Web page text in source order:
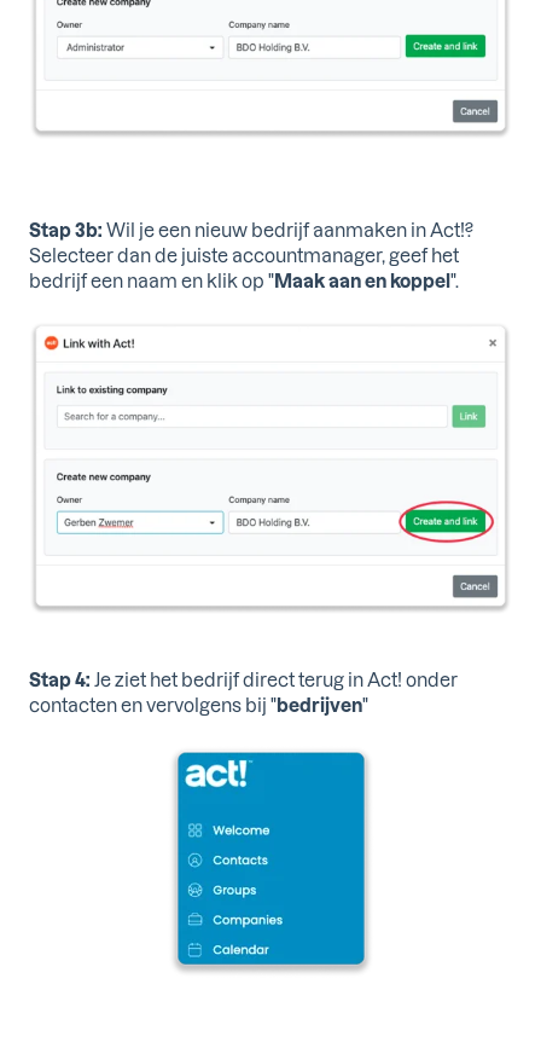
Stap 3b: Wil je een nieuw bedrijf aanmaken in Act!?
Selecteer dan de juiste accountmanager, geef het
bedrijf een naam en klik op "Maak aan en koppel ".
Stap 4: Je ziet het bedrijf direct terug in Act! onder
contacten en vervolgens bij "bedrijven"